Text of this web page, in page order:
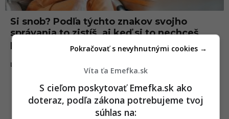
Si snob? Podľa týchto znakov svojho
správania to zistíš, aj keď si to nechceš
priznať
ĽUDIA
Víta ťa Emefka.sk
S cieľom poskytovať Emefka.sk ako
doteraz, podľa zákona potrebujeme tvoj
súhlas na:
Pokračovať s nevyhnutnými cookies →